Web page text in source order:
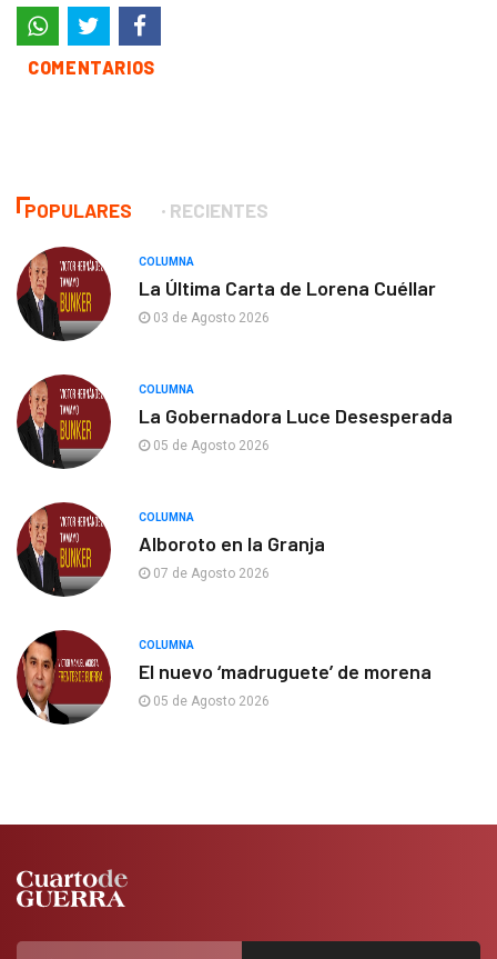
COMENTARIOS
POPULARES RECIENTES
COLUMNA
La Última Carta de Lorena Cuéllar
03 de Agosto 2026
COLUMNA
La Gobernadora Luce Desesperada
05 de Agosto 2026
COLUMNA
Alboroto en la Granja
07 de Agosto 2026
COLUMNA
El nuevo ‘madruguete’ de morena
05 de Agosto 2026